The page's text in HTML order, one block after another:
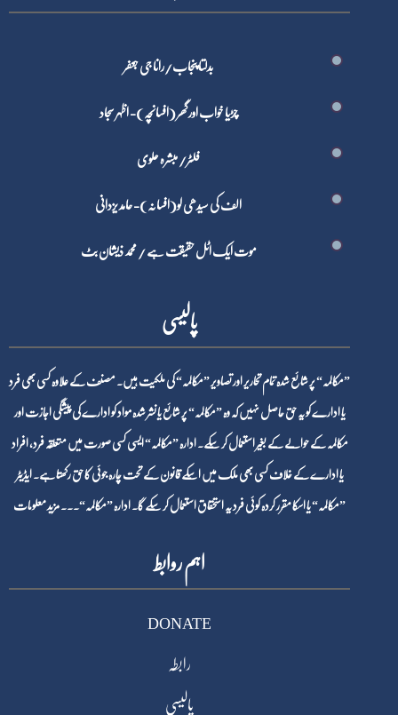
بدلتا پنجاب/رانا جی جعفر
چڑیا خواب اور گھر (افسانچہ)- اظہر سجاد
فلٹر/ مبشرہ علوی
الف کی سیدھی لو(افسانہ)- حامد یزدانی
موت ایک اٹل حقیقت ہے / محمد ذیشان بٹ
پالیسی
”مکالمہ“ پر شائع شدہ تمام تحاریر اور تصاویر ”مکالمہ“ کی ملکیت ہیں۔ مصنف کے علاوہ کسی بھی فرد
یا ادارے کو یہ حق حاصل نہیں کہ وہ ”مکالمہ“ پر شائع یا نشر شدہ مواد کو ادارے کی پیشگی اجازت اور
مکالمہ کے حوالے کے بغیر استعمال کر سکے۔ ادارہ ”مکالمہ“ ایسی کسی صورت میں متعلقہ فرد، افراد
یا ادارے کے خلاف کسی بھی ملک میں اسکے قانون کے تحت چارہ جوئی کا حق رکھتا ہے۔ ایڈیٹر
”مکالمہ“ یا اسکا مقرر کردہ کوئی فرد یہ استحقاق استعمال کر سکے گا۔ ادارہ ”مکالمہ“۔۔۔ مزید معلومات
اہم روابط
DONATE
رابطہ
پالیسی